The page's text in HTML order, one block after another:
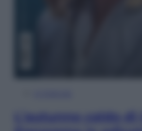
L’autunno caldo di